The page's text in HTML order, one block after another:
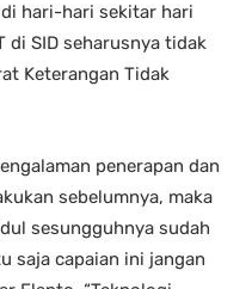
hari-hari sekitar hari
di SID seharusnya tidak
Keterangan Tidak
penerapan dan
sebelumnya, maka
sesungguhnya sudah
saja capaian ini jangan